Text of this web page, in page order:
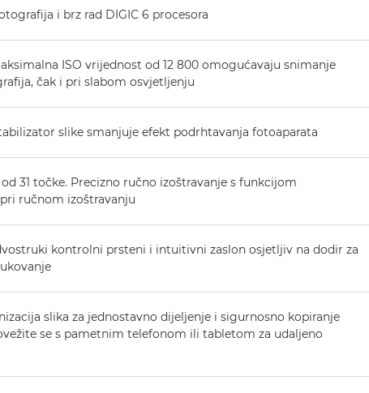
i brz rad DIGIC 6 procesora
ISO vrijednost od 12 800 omogućavaju snimanje
čak i pri slabom osvjetljenju
slike smanjuje efekt podrhtavanja fotoaparata
31 točke. Precizno ručno izoštravanje s funkcijom
ručnom izoštravanju
kontrolni prsteni i intuitivni zaslon osjetljiv na dodir za
slika za jednostavno dijeljenje i sigurnosno kopiranje
se s pametnim telefonom ili tabletom za udaljeno